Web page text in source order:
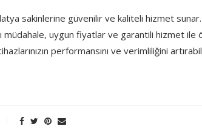
sakinlerine güvenilir ve kaliteli hizmet sunar.
müdahale, uygun fiyatlar ve garantili hizmet ile
performansını ve verimliliğini